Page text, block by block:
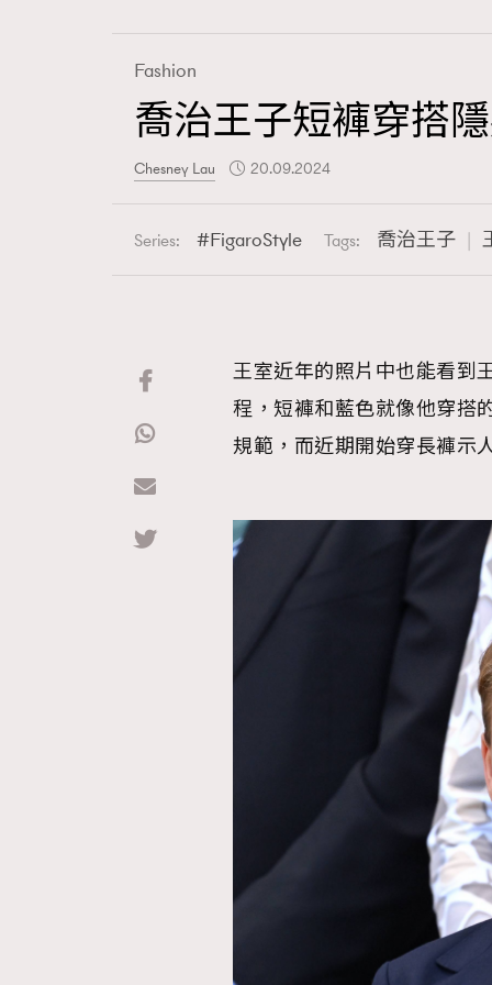
Fashion
Art
Wellness
Paris
Hommes
Fashion
喬治王子短褲穿搭
Chesney Lau 20.09.2024
Series: FigaroStyle Tags: 喬治王子
王室近年的照片中也能看到
程，短褲和藍色就像他穿搭
規範，而近期開始穿長褲示